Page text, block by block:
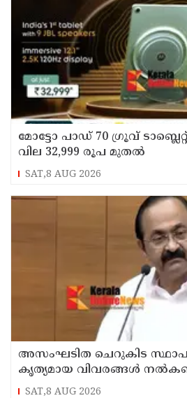
മോട്ടോ പാഡ് 70 ഗ്രൂവ്
വില 32,999 രൂപ മുതൽ
SAT,8 AUG 2026
അസംഘടിത ചെറുകിട
കൃത്യമായ വിവരങ്ങൾ
വി ഡി സതീശൻ
SAT,8 AUG 2026